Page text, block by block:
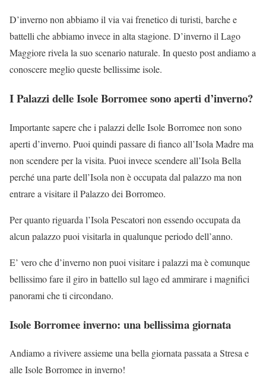
D’inverno non abbiamo il via vai frenetico di turisti, barche e
battelli che abbiamo invece in alta stagione. D’inverno il Lago
Maggiore rivela la suo scenario naturale. In questo post andiamo a
conoscere meglio queste bellissime isole.
I Palazzi delle Isole Borromee sono aperti d’inverno?
Importante sapere che i palazzi delle Isole Borromee non sono
aperti d’inverno. Puoi quindi passare di fianco all’Isola Madre ma
non scendere per la visita. Puoi invece scendere all’Isola Bella
perché una parte dell’Isola non è occupata dal palazzo ma non
entrare a visitare il Palazzo dei Borromeo.
Per quanto riguarda l’Isola Pescatori non essendo occupata da
alcun palazzo puoi visitarla in qualunque periodo dell’anno.
E’ vero che d’inverno non puoi visitare i palazzi ma è comunque
bellissimo fare il giro in battello sul lago ed ammirare i magnifici
panorami che ti circondano.
Isole Borromee inverno: una bellissima giornata
Andiamo a rivivere assieme una bella giornata passata a Stresa e
alle Isole Borromee in inverno!